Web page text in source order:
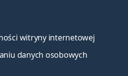
witryny internetowej
danych osobowych